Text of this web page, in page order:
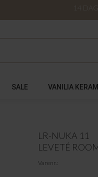
14
SALE VANILIA
LR-NUKA 11
LEVETÉ
Varenr.